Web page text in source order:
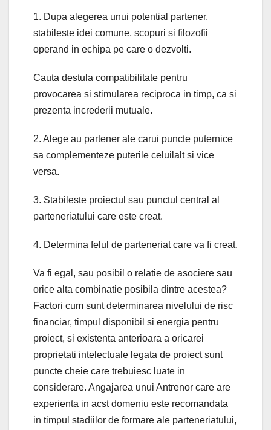
1. Dupa alegerea unui potential partener,
stabileste idei comune, scopuri si filozofii
operand in echipa pe care o dezvolti.
Cauta destula compatibilitate pentru
provocarea si stimularea reciproca in timp, ca si
prezenta increderii mutuale.
2. Alege au partener ale carui puncte puternice
sa complementeze puterile celuilalt si vice
versa.
3. Stabileste proiectul sau punctul central al
parteneriatului care este creat.
4. Determina felul de parteneriat care va fi creat.
Va fi egal, sau posibil o relatie de asociere sau
orice alta combinatie posibila dintre acestea?
Factori cum sunt determinarea nivelului de risc
financiar, timpul disponibil si energia pentru
proiect, si existenta anterioara a oricarei
proprietati intelectuale legata de proiect sunt
puncte cheie care trebuiesc luate in
considerare. Angajarea unui Antrenor care are
experienta in acst domeniu este recomandata
in timpul stadiilor de formare ale parteneriatului,